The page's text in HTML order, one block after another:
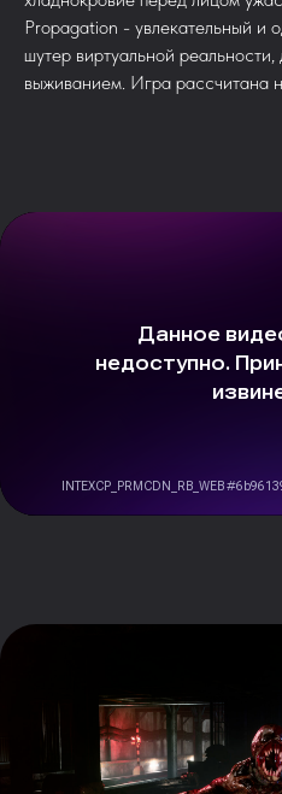
Propagation - увлекательный и
шутер виртуальной
выживанием. Игра рассчитана